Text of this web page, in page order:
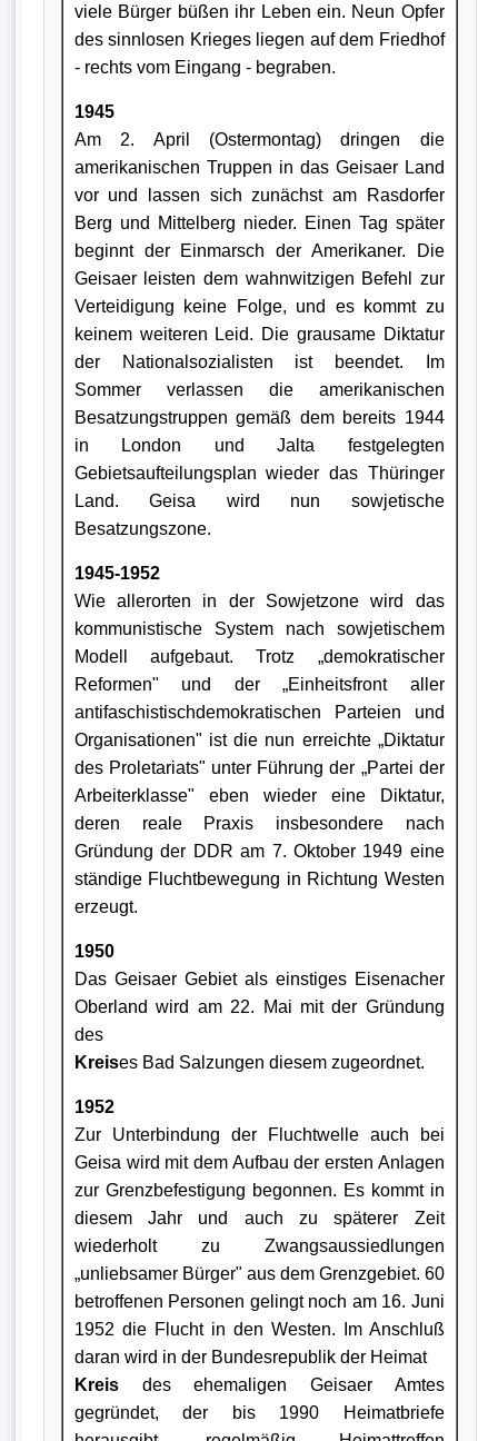
viele Bürger büßen ihr Leben ein. Neun Opfer
des sinnlosen Krieges liegen auf dem Friedhof
- rechts vom Eingang - begraben.
1945
Am 2. April (Ostermontag) dringen die
amerikanischen Truppen in das Geisaer Land
vor und lassen sich zunächst am Rasdorfer
Berg und Mittelberg nieder. Einen Tag später
beginnt der Einmarsch der Amerikaner. Die
Geisaer leisten dem wahnwitzigen Befehl zur
Verteidigung keine Folge, und es kommt zu
keinem weiteren Leid. Die grausame Diktatur
der Nationalsozialisten ist beendet. Im
Sommer verlassen die amerikanischen
Besatzungstruppen gemäß dem bereits 1944
in London und Jalta festgelegten
Gebietsaufteilungsplan wieder das Thüringer
Land. Geisa wird nun sowjetische
Besatzungszone.
1945-1952
Wie allerorten in der Sowjetzone wird das
kommunistische System nach sowjetischem
Modell aufgebaut. Trotz „demokratischer
Reformen" und der „Einheitsfront aller
antifaschistisch­demokratischen Parteien und
Organisationen" ist die nun er­reichte „Diktatur
des Proletariats" unter Führung der „Partei der
Arbeiterklasse" eben wieder eine Diktatur,
deren reale Praxis insbesondere nach
Gründung der DDR am 7. Oktober 1949 eine
ständige Fluchtbewegung in Richtung Westen
erzeugt.
1950
Das Geisaer Gebiet als einstiges Eisenacher
Oberland wird am 22. Mai mit der Gründung
des
Kreises Bad Salzungen diesem zugeordnet.
1952
Zur Unterbindung der Fluchtwelle auch bei
Geisa wird mit dem Aufbau der ersten Anlagen
zur Grenzbefestigung begonnen. Es kommt in
diesem Jahr und auch zu späterer Zeit
wiederholt zu Zwangsaussiedlungen
„unliebsamer Bürger" aus dem Grenzgebiet. 60
betroffenen Personen gelingt noch am 16. Juni
1952 die Flucht in den Westen. Im Anschluß
daran wird in der Bundesrepublik der Heimat
Kreisdes ehemaligen Geisaer Amtes
gegründet, der bis 1990 Heimatbriefe